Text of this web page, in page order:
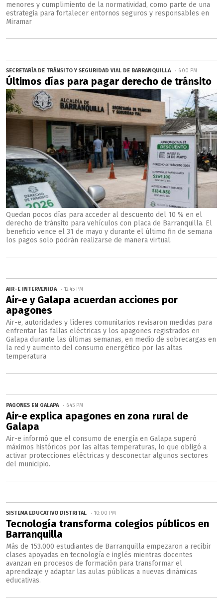
menores y cumplimiento de la normatividad, como parte de una
estrategia para fortalecer entornos seguros y responsables en
Miramar
SECRETARÍA DE TRÁNSITO Y SEGURIDAD VIAL DE BARRANQUILLA 6:00 PM
Últimos días para pagar derecho de tránsito
Quedan pocos días para acceder al descuento del 10 % en el
derecho de tránsito para vehículos con placa de Barranquilla. El
beneficio vence el 31 de mayo y durante el último fin de semana
los pagos solo podrán realizarse de manera virtual.
AIR-E INTERVENIDA 12:45 PM
Air-e y Galapa acuerdan acciones por
apagones
Air-e, autoridades y líderes comunitarios revisaron medidas para
enfrentar las fallas eléctricas y los apagones registrados en
Galapa durante las últimas semanas, en medio de sobrecargas en
la red y aumento del consumo energético por las altas
temperatura
PAGONES EN GALAPA 6:45 PM
Air-e explica apagones en zona rural de
Galapa
Air-e informó que el consumo de energía en Galapa superó
máximos históricos por las altas temperaturas, lo que obligó a
activar protecciones eléctricas y desconectar algunos sectores
del municipio.
SISTEMA EDUCATIVO DISTRITAL 10:00 PM
Tecnología transforma colegios públicos en
Barranquilla
Más de 153.000 estudiantes de Barranquilla empezaron a recibir
clases apoyadas en tecnología e inglés mientras docentes
avanzan en procesos de formación para transformar el
aprendizaje y adaptar las aulas públicas a nuevas dinámicas
educativas.